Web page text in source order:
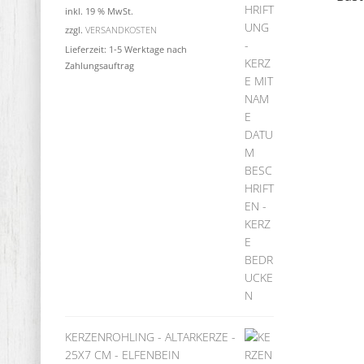
inkl. 19 % MwSt.
zzgl. VERSANDKOSTEN
Lieferzeit: 1-5 Werktage nach
Zahlungsauftrag
KERZENROHLING - ALTARKERZE -
25X7 CM - ELFENBEIN